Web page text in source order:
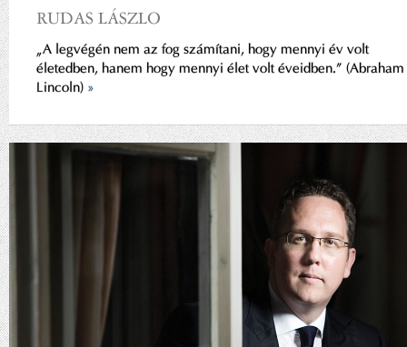
RUDAS LÁSZLO
„A legvégén nem az fog számítani, hogy mennyi év volt
életedben, hanem hogy mennyi élet volt éveidben.” (Abraham
Lincoln) »